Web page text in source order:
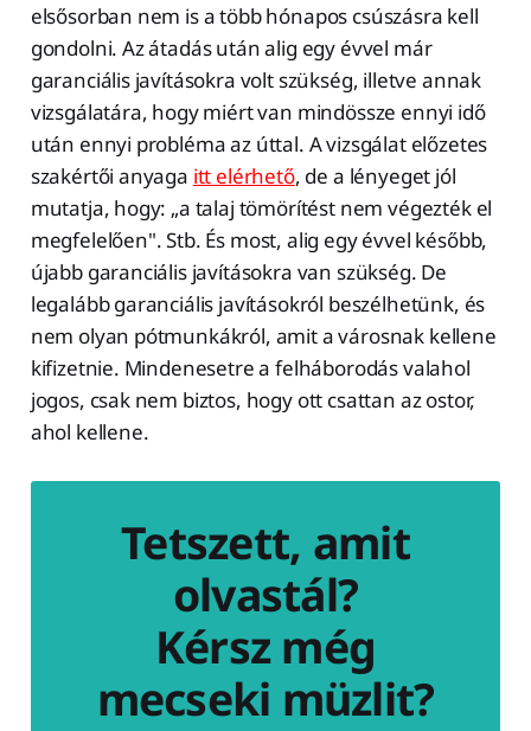
elsősorban nem is a több hónapos csúszásra kell
gondolni. Az átadás után alig egy évvel már
garanciális javításokra volt szükség, illetve annak
vizsgálatára, hogy miért van mindössze ennyi idő
után ennyi probléma az úttal. A vizsgálat előzetes
szakértői anyaga itt elérhető, de a lényeget jól
mutatja, hogy: „a talaj tömörítést nem végezték el
megfelelően". Stb. És most, alig egy évvel később,
újabb garanciális javításokra van szükség. De
legalább garanciális javításokról beszélhetünk, és
nem olyan pótmunkákról, amit a városnak kellene
kifizetnie. Mindenesetre a felháborodás valahol
jogos, csak nem biztos, hogy ott csattan az ostor,
ahol kellene.
Tetszett, amit
olvastál?
Kérsz még
mecseki müzlit?